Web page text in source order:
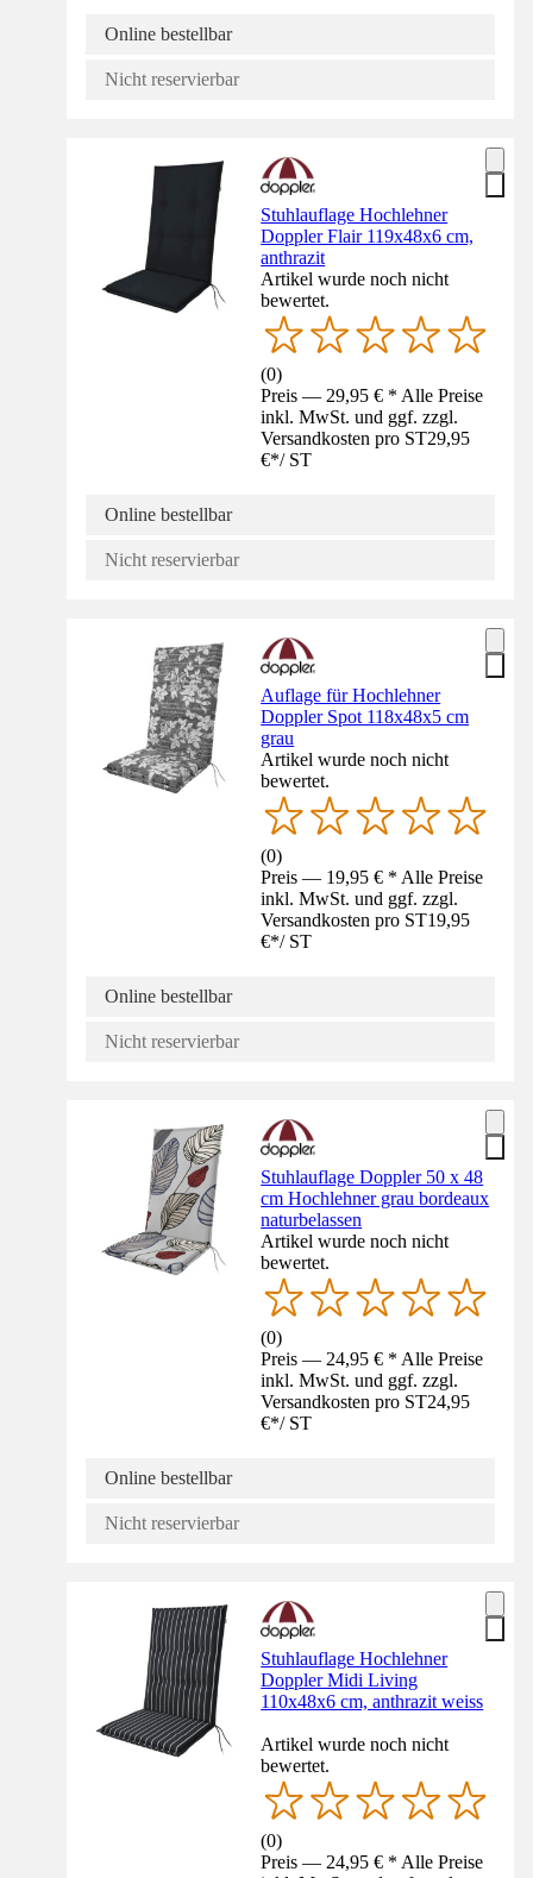
Online bestellbar
Nicht reservierbar
Stuhlauflage Hochlehner
Doppler Flair 119x48x6 cm,
anthrazit
Artikel wurde noch nicht
bewertet.
(0)
Preis — 29,95 € * Alle Preise
inkl. MwSt. und ggf. zzgl.
Versandkosten pro ST29,95
€*/ ST
Online bestellbar
Nicht reservierbar
Auflage für Hochlehner
Doppler Spot 118x48x5 cm
grau
Artikel wurde noch nicht
bewertet.
(0)
Preis — 19,95 € * Alle Preise
inkl. MwSt. und ggf. zzgl.
Versandkosten pro ST19,95
€*/ ST
Online bestellbar
Nicht reservierbar
Stuhlauflage Doppler 50 x 48
cm Hochlehner grau bordeaux
naturbelassen
Artikel wurde noch nicht
bewertet.
(0)
Preis — 24,95 € * Alle Preise
inkl. MwSt. und ggf. zzgl.
Versandkosten pro ST24,95
€*/ ST
Online bestellbar
Nicht reservierbar
Stuhlauflage Hochlehner
Doppler Midi Living
110x48x6 cm, anthrazit weiss
Artikel wurde noch nicht
bewertet.
(0)
Preis — 24,95 € * Alle Preise